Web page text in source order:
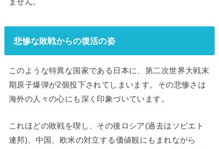
悲惨な敗戦からの復活の姿
このような特異な国家である日本に、第二次世界大戦末
期原子爆弾が2個投下されてしまいます。その悲惨さは
海外の人々の心にも深く印象づいています。
これほどの敗戦を喫し、その後ロシア(過去はソビエト
連邦)、中国、欧米の対立する価値観にもまれながら